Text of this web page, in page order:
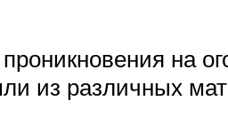
на
из различных